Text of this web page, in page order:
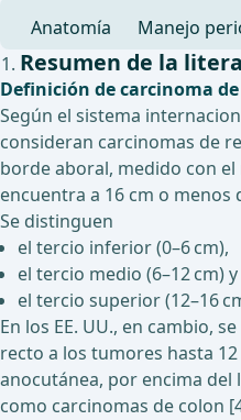
🇧🇷Brasileño
Anatomía Manejo
Resumen de la
Definición de carcinoma
Según el sistema
consideran carcinomas de
borde aboral, medido con
encuentra a 16 cm o menos
Se distinguen
el tercio inferior (0–6 cm),
el tercio medio (6–12 cm) y
el tercio superior (12–16
En los EE. UU., en cambio,
recto a los tumores hasta
anocutánea, por encima del
como carcinomas de colon